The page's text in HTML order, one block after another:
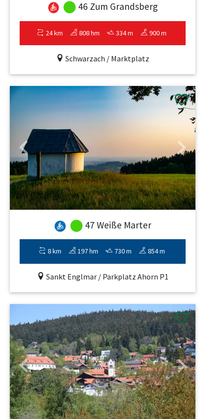
46 Zum Grandsberg
24 km 808 hm 334 m 900 m
Schwarzach / Marktplatz
Previous Next
47 Weiße Marter
8 km 197 hm 730 m 854 m
Sankt Englmar / Parkplatz Ahorn P1
Previous Next